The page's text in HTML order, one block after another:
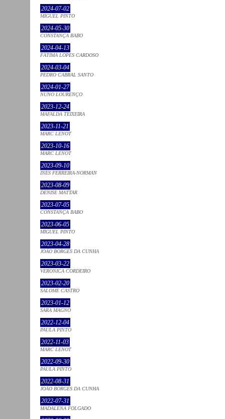
2024-07-02
MIGUEL PINTO
2024-05-30
CONSTANÇA BABO
2024-04-13
FÁTIMA LOPES CARDOSO
2024-03-04
PEDRO CABRAL SANTO
2024-01-27
NUNO LOURENÇO
2023-12-24
MAFALDA TEIXEIRA
2023-11-21
MARC LENOT
2023-10-16
MARC LENOT
2023-09-10
INÊS FERREIRA-NORMAN
2023-08-09
DENISE MATTAR
2023-07-05
CONSTANÇA BABO
2023-06-05
MIGUEL PINTO
2023-04-28
JOÃO BORGES DA CUNHA
2023-03-22
VERONICA CORDEIRO
2023-02-20
SALOMÉ CASTRO
2023-01-12
SARA MAGNO
2022-12-04
PAULA PINTO
2022-11-03
MARC LENOT
2022-09-30
PAULA PINTO
2022-08-31
JOÃO BORGES DA CUNHA
2022-07-31
MADALENA FOLGADO